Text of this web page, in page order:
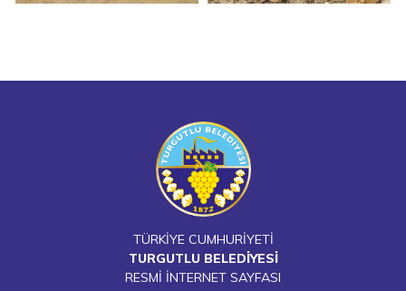
TÜRKİYE CUMHURİYETİ
TURGUTLU BELEDİYESİ
RESMİ İNTERNET SAYFASI